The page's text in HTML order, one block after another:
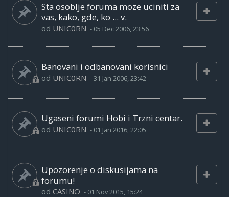
Sta osoblje foruma moze uciniti za
vas, kako, gde, ko ... v.
od UNIC0RN - 05 Dec 2006, 23:56
Banovani i odbanovani korisnici
od UNIC0RN -31 Jan 2006, 23:42
Ugaseni forumi Hobi i Trzni centar.
od UNIC0RN - 01 Jan 2016, 22:05
Upozorenje o diskusijama na
forumu!
od CASINO - 01 Nov 2015, 15:24